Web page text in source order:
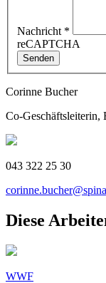
Nachricht *
reCAPTCHA
Senden
Corinne Bucher
Co-Geschäftsleiterin,
043 322 25 30
Diese
WWF